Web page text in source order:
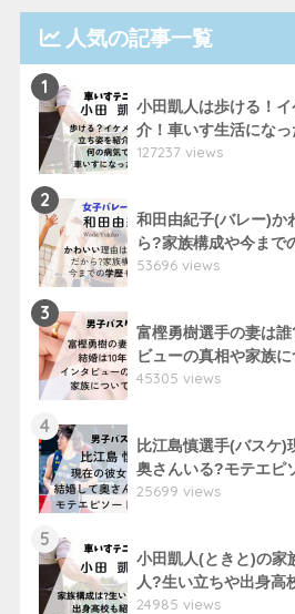
人気の記事一覧
1
小田凱人は歩ける！
介！車いす生活にな
127237 views
2
和田由紀子(バレー)か
ら?家族構成や今まで
53696 views
3
富樫勇樹選手の妻は
ビューの真相や家族
45305 views
4
比江島慎選手(バスケ)
奥さんいる?モテエピ
25699 views
5
小田凱人(ときと)の家
人?生い立ちや出身高
24985 views